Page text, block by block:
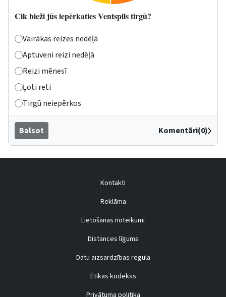
Cik bieži jūs iepērkaties Ventspils tirgū?
Vairākas reizes nedēļā
Aptuveni reizi nedēļā
Reizi mēnesī
Ļoti reti
Tirgū neiepērkos
Balsot Komentāri(0)
Kontakti
Reklāma
Lietošanas noteikumi
Distances līgums
Datu aizsardzības regula
Ētikas kodekss